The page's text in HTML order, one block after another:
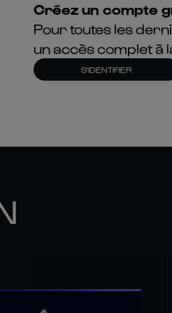
Créez un compte
Pour toutes les
un accès complet à
S'IDENTIFIER